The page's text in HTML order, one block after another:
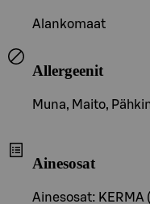
Alankomaat
Allergeenit
Muna, Maito,
Ainesosat
Ainesosat: KERMA